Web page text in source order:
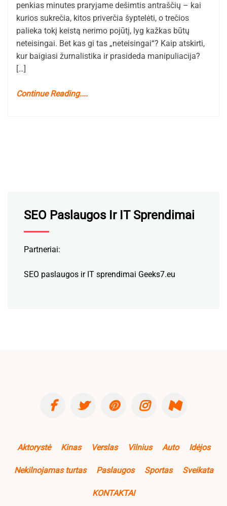
penkias minutes praryjame dešimtis antraščių – kai
kurios sukrečia, kitos priverčia šyptelėti, o trečios
palieka tokį keistą nerimo pojūtį, lyg kažkas būtų
neteisingai. Bet kas gi tas „neteisingai“? Kaip atskirti,
kur baigiasi žurnalistika ir prasideda manipuliacija?
[…]
Continue Reading....
SEO Paslaugos Ir IT Sprendimai
Partneriai:
SEO paslaugos ir IT sprendimai Geeks7.eu
Aktorystė Kinas Verslas Vilnius Auto Idėjos
Nekilnojamas turtas Paslaugos Sportas Sveikata
KONTAKTAI